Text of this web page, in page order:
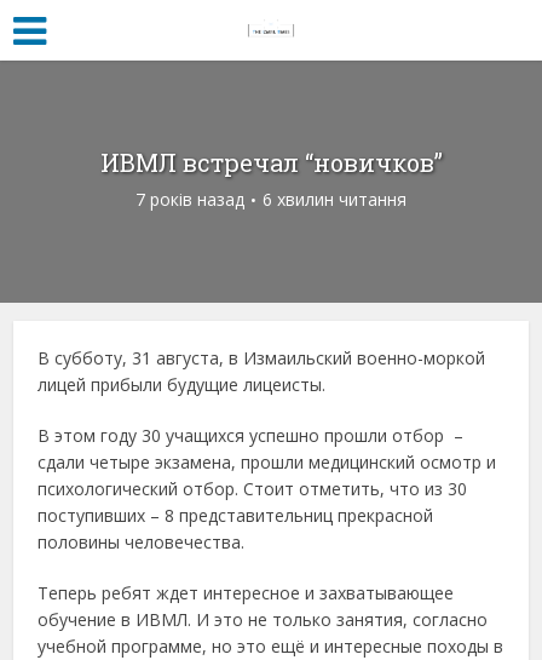
ИВМЛ встречал “новичков”
7 років назад 6 хвилин читання
В субботу, 31 августа, в Измаильский военно-моркой
лицей прибыли будущие лицеисты.
В этом году 30 учащихся успешно прошли отбор –
сдали четыре экзамена, прошли медицинский осмотр и
психологический отбор. Стоит отметить, что из 30
поступивших – 8 представительниц прекрасной
половины человечества.
Теперь ребят ждет интересное и захватывающее
обучение в ИВМЛ. И это не только занятия, согласно
учебной программе, но это ещё и интересные походы в